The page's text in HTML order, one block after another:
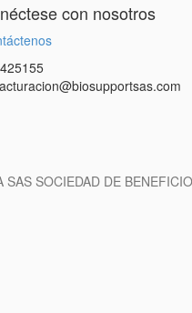
con nosotros
SOCIEDAD DE